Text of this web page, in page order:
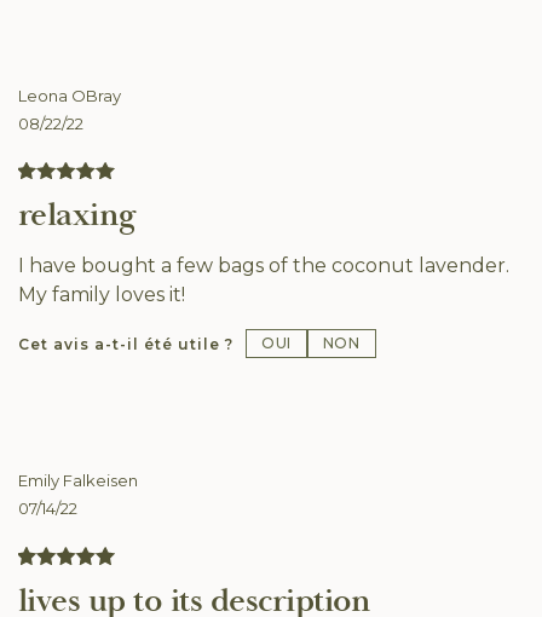
Leona OBray
08/22/22
relaxing
I have bought a few bags of the coconut lavender.
My family loves it!
Cet avis a-t-il été utile ? OUI NON
Emily Falkeisen
07/14/22
lives up to its description